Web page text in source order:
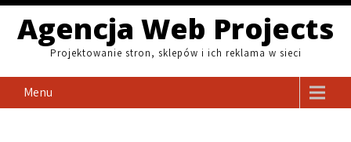
Skip
content
Agencja Web Projects
Projektowanie stron, sklepów i ich reklama w sieci
Menu